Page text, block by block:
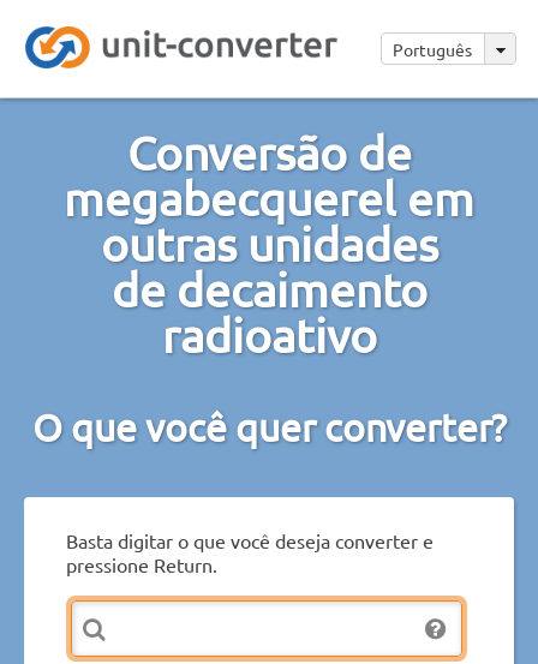
Português
Conversão de
megabecquerel em
outras unidades
de decaimento
radioativo
O que você quer converter?
Basta digitar o que você deseja converter e
pressione Return.